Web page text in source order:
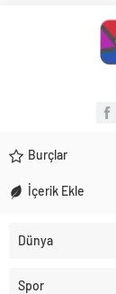
Burçlar
İçerik Ekle
Dünya
Spor